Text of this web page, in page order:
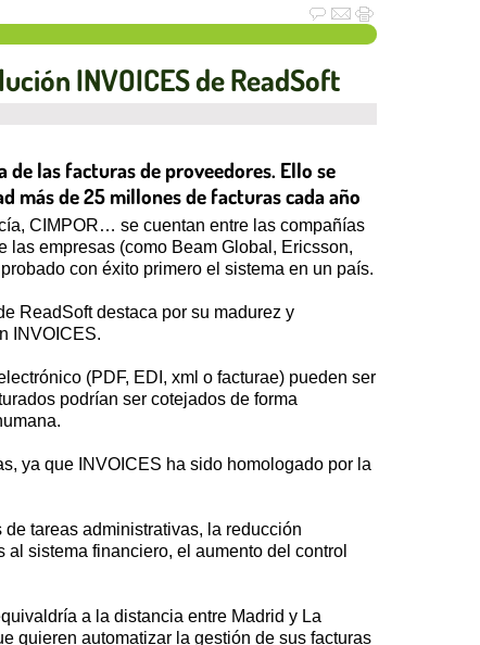
INVOICES de ReadSoft
de las facturas de proveedores. Ello se
más de 25 millones de facturas cada año
CIMPOR… se cuentan entre las compañías
las empresas (como Beam Global, Ericsson,
con éxito primero el sistema en un país.
ReadSoft destaca por su madurez y
INVOICES.
(PDF, EDI, xml o facturae) pueden ser
podrían ser cotejados de forma
ya que INVOICES ha sido homologado por la
tareas administrativas, la reducción
sistema financiero, el aumento del control
a la distancia entre Madrid y La
quieren automatizar la gestión de sus facturas